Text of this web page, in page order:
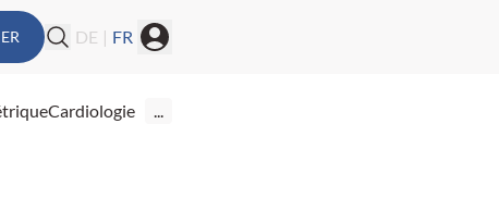
DE | FR
Cardiologie ...